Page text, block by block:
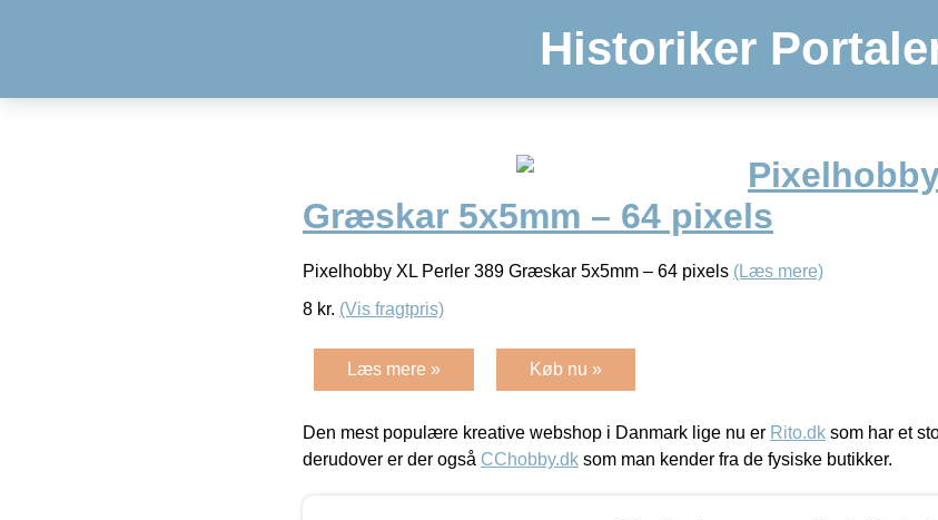
Historiker
Græskar 5x5mm – 64 pixels
Pixelhobby XL Perler 389 Græskar 5x5mm – 64 pixels (Læs mere)
8 kr. (Vis fragtpris)
Læs mere » Køb nu »
Den mest populære kreative webshop i Danmark lige nu er Rito.dk som har et
derudover er der også CChobby.dk som man kender fra de fysiske butikker.